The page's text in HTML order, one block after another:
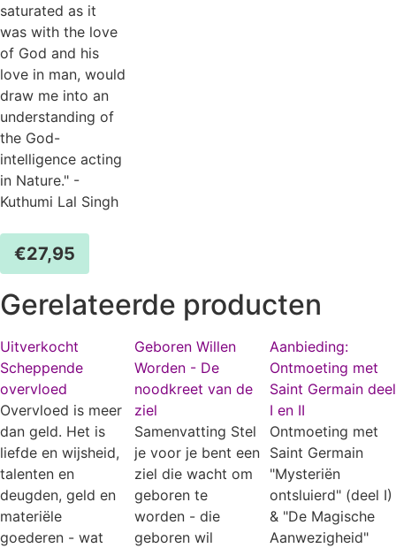
saturated as it
was with the love
of God and his
love in man, would
draw me into an
understanding of
the God-
intelligence acting
in Nature." -
Kuthumi Lal Singh
€27,95
Gerelateerde producten
Uitverkocht
Scheppende
overvloed
Overvloed is meer
dan geld. Het is
liefde en wijsheid,
talenten en
deugden, geld en
materiële
goederen - wat
Geboren Willen
Worden - De
noodkreet van de
ziel
Samenvatting Stel
je voor je bent een
ziel die wacht om
geboren te
worden - die
geboren wil
Aanbieding:
Ontmoeting met
Saint Germain deel
I en II
Ontmoeting met
Saint Germain
"Mysteriën
ontsluierd" (deel I)
& "De Magische
Aanwezigheid"